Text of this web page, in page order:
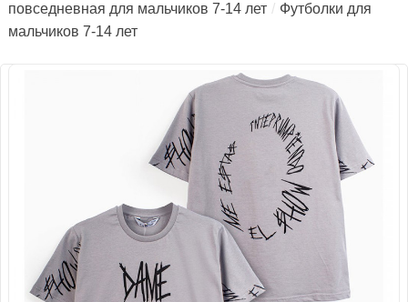
повседневная для мальчиков 7-14 лет
Футболки для
мальчиков 7-14 лет